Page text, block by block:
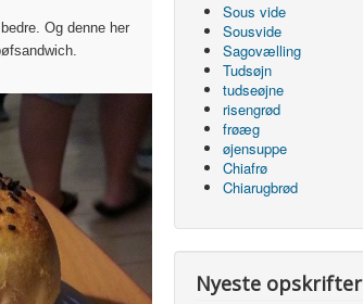
Og denne her
Sous vide
Sousvide
Sagovælling
Tudsøjn
tudseøjne
risengrød
frøæg
øjensuppe
Chiafrø
Chiarugbrød
Nyeste opskrifter